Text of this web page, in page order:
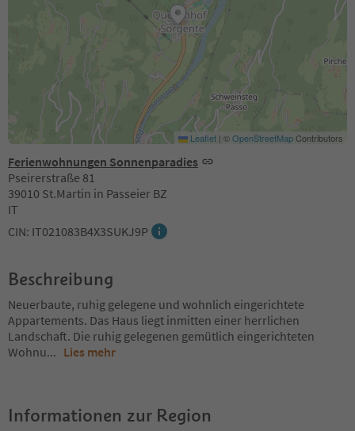
Ferienwohnungen Sonnenparadies
Pseirerstraße 81
39010 St.Martin in Passeier BZ
IT
CIN: IT021083B4X3SUKJ9P
Leaflet | ©OpenStreetMapContributors
Beschreibung
Neuerbaute, ruhig gelegene und wohnlich eingerichtete
Appartements. Das Haus liegt inmitten einer herrlichen
Landschaft. Die ruhig gelegenen gemütlich eingerichteten
Wohnu... Lies mehr
Informationen zur Region